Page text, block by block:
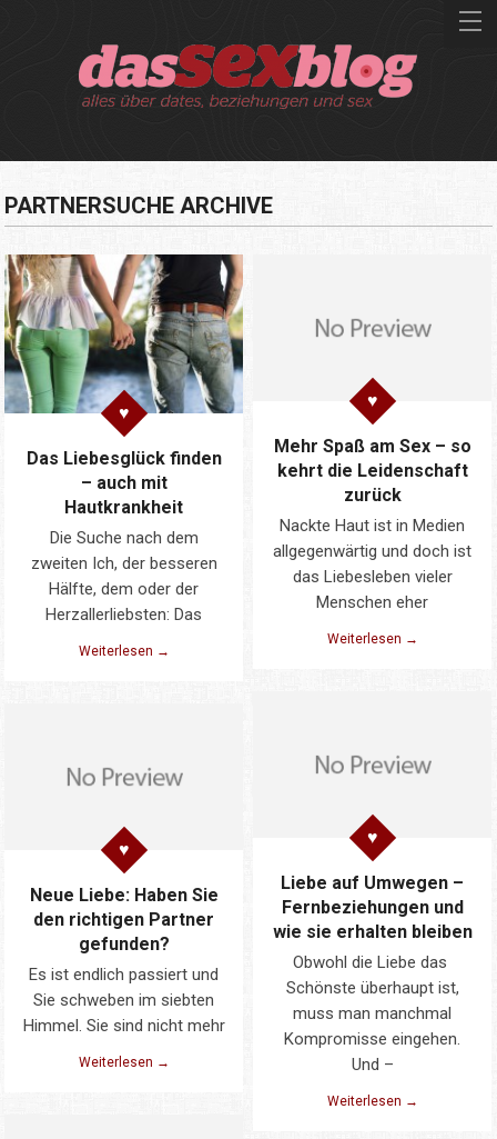
PARTNERSUCHE ARCHIVE
Das Liebesglück finden
– auch mit
Hautkrankheit
Die Suche nach dem
zweiten Ich, der besseren
Hälfte, dem oder der
Herzallerliebsten: Das
Weiterlesen →
Mehr Spaß am Sex – so
kehrt die Leidenschaft
zurück
Nackte Haut ist in Medien
allgegenwärtig und doch ist
das Liebesleben vieler
Menschen eher
Weiterlesen →
Liebe auf Umwegen –
Fernbeziehungen und
wie sie erhalten bleiben
Obwohl die Liebe das
Schönste überhaupt ist,
muss man manchmal
Kompromisse eingehen.
Und –
Weiterlesen →
Neue Liebe: Haben Sie
den richtigen Partner
gefunden?
Es ist endlich passiert und
Sie schweben im siebten
Himmel. Sie sind nicht mehr
Weiterlesen →